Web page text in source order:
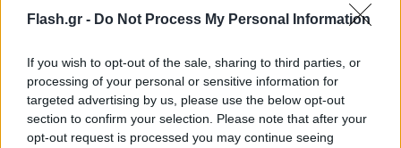
Flash.gr - Do Not Process My Personal Information
If you wish to opt-out of the sale, sharing to third parties, or
processing of your personal or sensitive information for
targeted advertising by us, please use the below opt-out
section to confirm your selection. Please note that after your
opt-out request is processed you may continue seeing